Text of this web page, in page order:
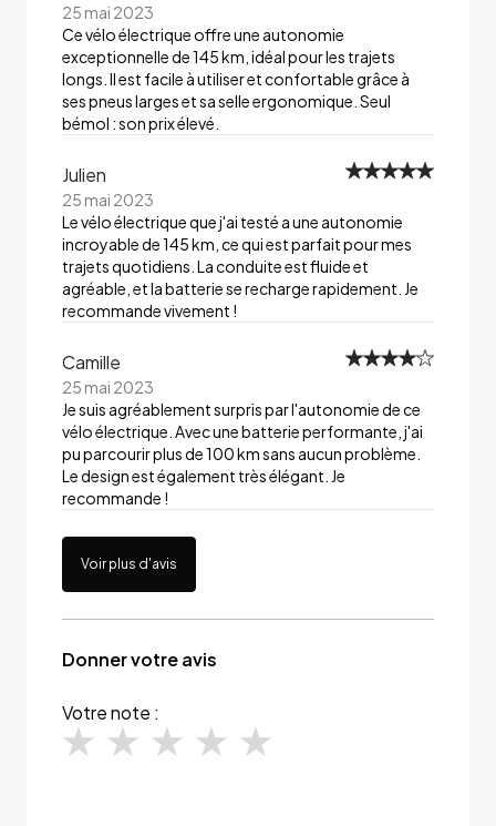
25 mai 2023
Ce vélo électrique offre une autonomie
exceptionnelle de 145 km, idéal pour les trajets
longs. Il est facile à utiliser et confortable grâce à
ses pneus larges et sa selle ergonomique. Seul
bémol : son prix élevé.
Julien
25 mai 2023
Le vélo électrique que j'ai testé a une autonomie
incroyable de 145 km, ce qui est parfait pour mes
trajets quotidiens. La conduite est fluide et
agréable, et la batterie se recharge rapidement. Je
recommande vivement !
Camille
25 mai 2023
Je suis agréablement surpris par l'autonomie de ce
vélo électrique. Avec une batterie performante, j'ai
pu parcourir plus de 100 km sans aucun problème.
Le design est également très élégant. Je
recommande !
Voir plus d'avis
Donner votre avis
Votre note :